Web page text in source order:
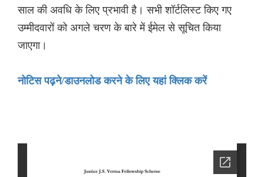
साल की अवधि के लिए प्रभावी है। सभी शॉर्टलिस्ट किए गए
उम्मीदवारों को अगले चरण के बारे में ईमेल से सूचित किया
जाएगा।
नोटिस पढ़ने/डाउनलोड करने के लिए यहां क्लिक करें